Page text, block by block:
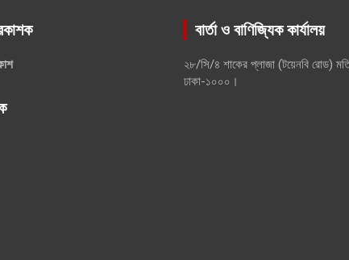
বার্তা ও বাণিজ্যিক কার্যালয়
২৮/সি/৪ শাকের প্লাজা (টয়েনবি রোড)
ঢাকা-১০০০।